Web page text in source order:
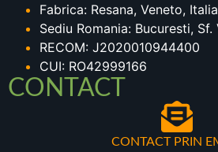
Fabrica: Resana, Veneto, Italia
Sediu Romania: Bucuresti, Sf.
RECOM: J2020010944400
CUI: RO42999166
CONTACT
CONTACT PRIN